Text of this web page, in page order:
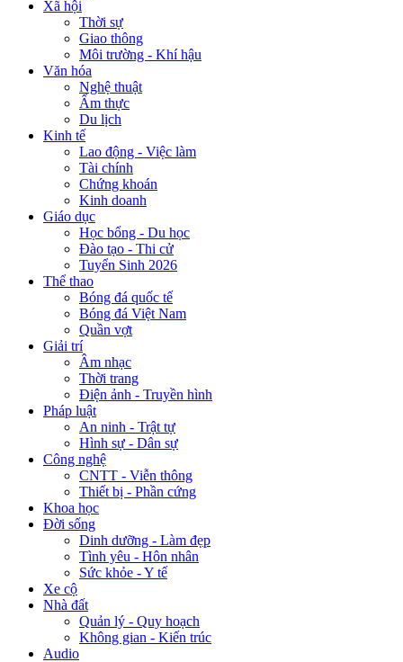
Xã hội
Thời sự
Giao thông
Môi trường - Khí hậu
Văn hóa
Nghệ thuật
Ẩm thực
Du lịch
Kinh tế
Lao động - Việc làm
Tài chính
Chứng khoán
Kinh doanh
Giáo dục
Học bổng - Du học
Đào tạo - Thi cử
Tuyển Sinh 2026
Thể thao
Bóng đá quốc tế
Bóng đá Việt Nam
Quần vợt
Giải trí
Âm nhạc
Thời trang
Điện ảnh - Truyền hình
Pháp luật
An ninh - Trật tự
Hình sự - Dân sự
Công nghệ
CNTT - Viễn thông
Thiết bị - Phần cứng
Khoa học
Đời sống
Dinh dưỡng - Làm đẹp
Tình yêu - Hôn nhân
Sức khỏe - Y tế
Xe cộ
Nhà đất
Quản lý - Quy hoạch
Không gian - Kiến trúc
Audio